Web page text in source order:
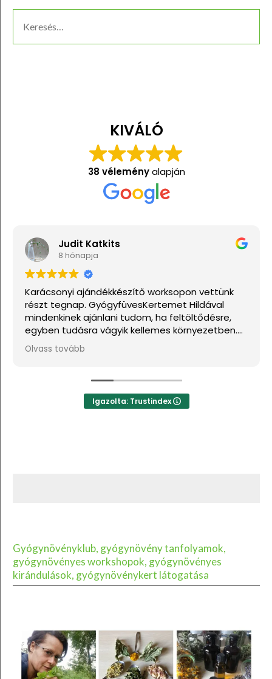
KIVÁLÓ
38 véleményalapján
Judit Katkits
8 hónapja
Karácsonyi ajándékkészítő worksopon vettünk
részt tegnap. GyógyfüvesKertemet Hildával
mindenkinek ajánlani tudom, ha feltöltődésre,
egyben tudásra vágyik kellemes környezetben.
Ha lehetne sokkal több csillagot adni, akkor azt
mind adnám.
Olvass tovább
Igazolta: Trustindex
Gyógynövényklub, gyógynövény tanfolyamok,
gyógynövényes workshopok, gyógynövényes
kirándulások, gyógynövénykert látogatása